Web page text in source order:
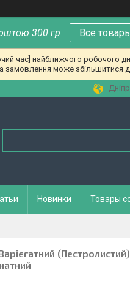
300 гр Все
час] найближчого робочого
замовлення може збільшитися
Новинки Товары